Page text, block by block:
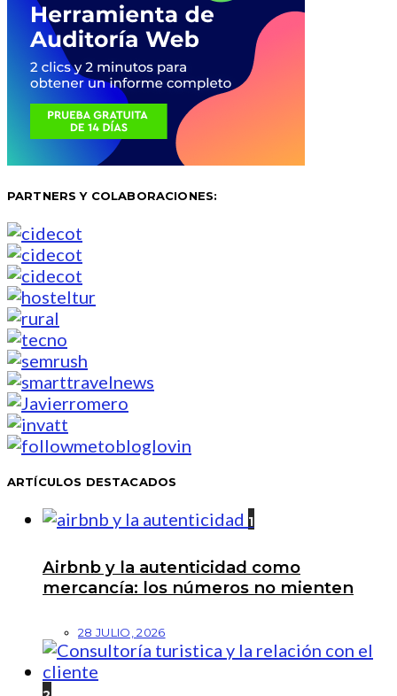
PARTNERS Y COLABORACIONES:
ARTÍCULOS DESTACADOS
1
Airbnb y la autenticidad como
mercancía: los números no mienten
28 JULIO, 2026